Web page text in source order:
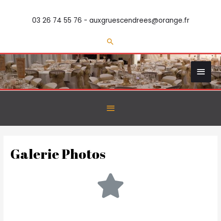
03 26 74 55 76 - auxgruescendrees@orange.fr
Galerie Photos